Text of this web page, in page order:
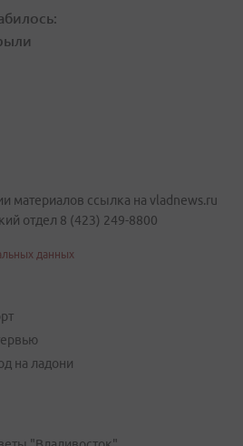
материалов ссылка на vladnews.ru
отдел 8 (423) 249-8800
данных
на ладони